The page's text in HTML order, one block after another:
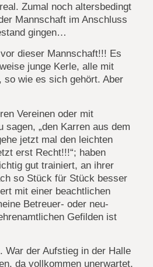
Zumal noch altersbedingt
Mannschaft im Anschluss
gingen…
dieser Mannschaft!!! Es
junge Kerle, alle mit
so wie es sich gehört. Aber
Vereinen oder mit
„den Karren aus dem
jetzt mal den leichten
erst Recht!!!“; haben
gut trainiert, an ihrer
so Stück für Stück besser
mit einer beachtlichen
Betreuer- oder neu-
Gefilden ist
War der Aufstieg in der Halle
da vollkommen unerwartet,